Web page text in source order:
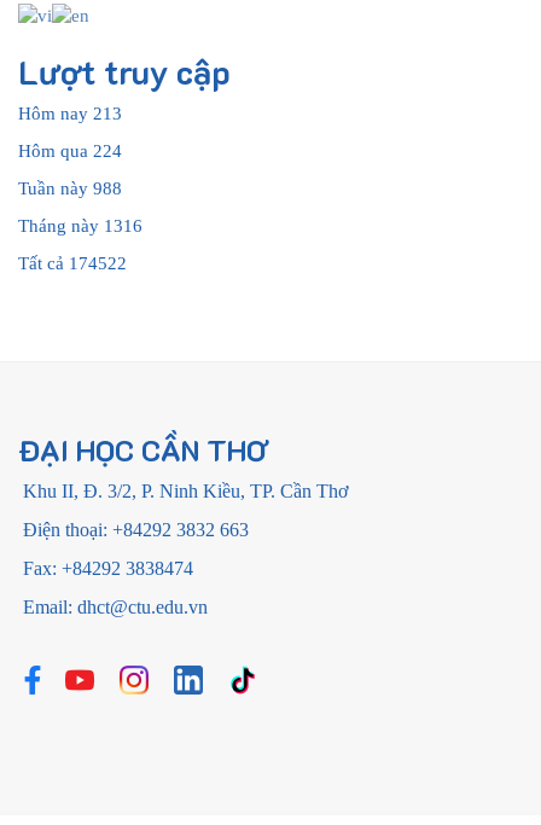
Lượt truy cập
Hôm nay 213
Hôm qua 224
Tuần này 988
Tháng này 1316
Tất cả 174522
ĐẠI HỌC CẦN THƠ
Khu II, Đ. 3/2, P. Ninh Kiều, TP. Cần Thơ
Điện thoại: +84292 3832 663
Fax: +84292 3838474
Email: dhct@ctu.edu.vn